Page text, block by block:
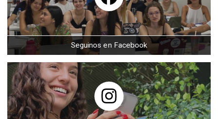
Seguinos en Facebook